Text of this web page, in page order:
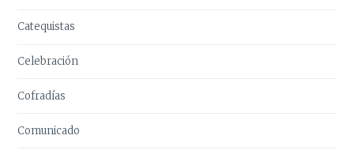
Catequistas
Celebración
Cofradías
Comunicado